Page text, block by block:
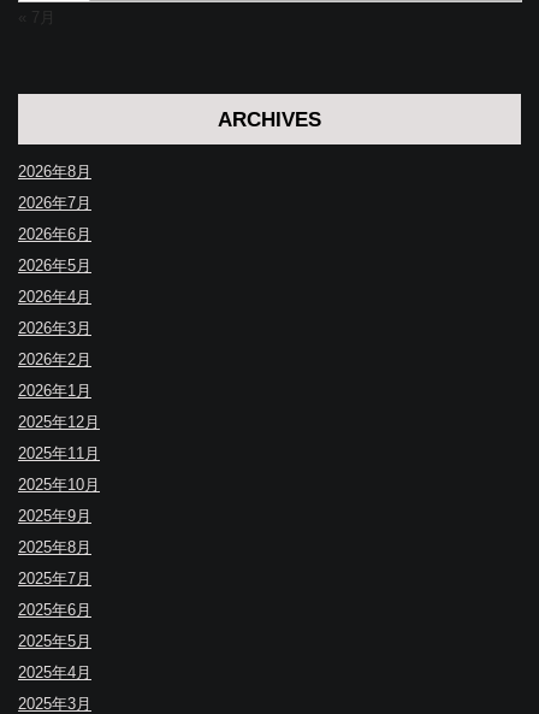
« 7月
ARCHIVES
2026年8月
2026年7月
2026年6月
2026年5月
2026年4月
2026年3月
2026年2月
2026年1月
2025年12月
2025年11月
2025年10月
2025年9月
2025年8月
2025年7月
2025年6月
2025年5月
2025年4月
2025年3月